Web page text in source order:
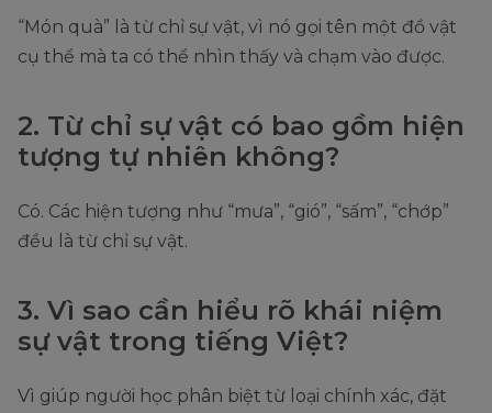
“Món quà” là từ chỉ sự vật, vì nó gọi tên một đồ vật
cụ thể mà ta có thể nhìn thấy và chạm vào được.
2. Từ chỉ sự vật có bao gồm hiện
tượng tự nhiên không?
Có. Các hiện tượng như “mưa”, “gió”, “sấm”, “chớp”
đều là từ chỉ sự vật.
3. Vì sao cần hiểu rõ khái niệm
sự vật trong tiếng Việt?
Vì giúp người học phân biệt từ loại chính xác, đặt